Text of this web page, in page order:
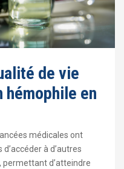
de vie
hémophile en
médicales ont
à d’autres
d’atteindre